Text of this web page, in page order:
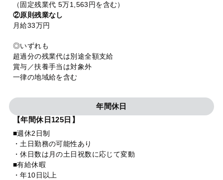
（固定残業代 5万1,563円を含む）
②原則残業なし
月給33万円
◎いずれも
超過分の残業代は別途全額支給
賞与／扶養手当は対象外
一律の地域給を含む
年間休日
【年間休日125日】
■週休2日制
・土日勤務の可能性あり
・休日数は月の土日祝数に応じて変動
■有給休暇
・年10日以上